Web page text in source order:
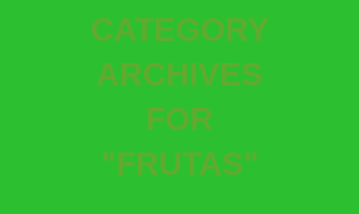
CATEGORY
ARCHIVES
FOR
"FRUTAS"